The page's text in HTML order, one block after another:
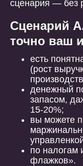
сценария — без
Сценарий
точно ваш
есть
(рост
денежный
запасом,
15-20%;
вы можете
по налогам
флажков».